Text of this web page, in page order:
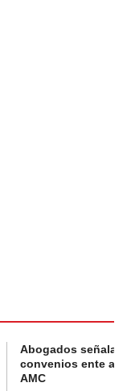
Abogados
convenios ente
AMC